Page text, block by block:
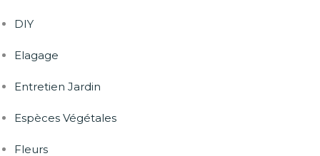
DIY
Elagage
Entretien Jardin
Espèces Végétales
Fleurs